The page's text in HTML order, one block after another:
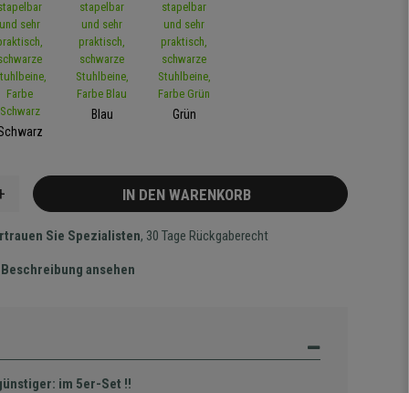
Blau Grün
IN DEN WARENKORB
Sie Spezialisten, 30 Tage Rückgaberecht
ansehen
im 5er-Set !!